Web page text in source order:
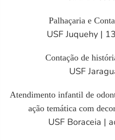
Palhaçaria e
USF Juquehy |
Contação de
USF
Atendimento infantil de
ação temática com
USF Boraceia |